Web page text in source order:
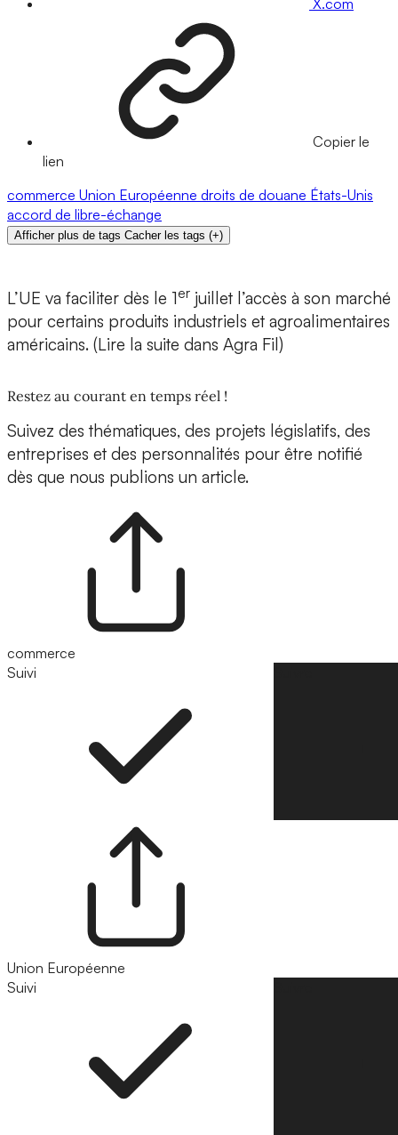
X.com
Copier le
lien
commerce Union Européenne droits de douane États-Unis
accord de libre-échange
Afficher plus de tags Cacher les tags (+)
L’UE va faciliter dès le 1er juillet l’accès à son marché
pour certains produits industriels et agroalimentaires
américains. (Lire la suite dans Agra Fil)
Restez au courant en temps réel !
Suivez des thématiques, des projets législatifs, des
entreprises et des personnalités pour être notifié
dès que nous publions un article.
commerce
Suivi
Union Européenne
Suivi